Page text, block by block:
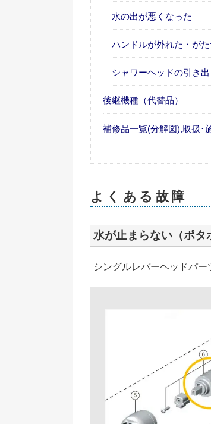
水の出が悪くなった
ハンドルが外れた・がた
シャワーヘッドの引き
後継機種（代替品）
補修品一覧(分解図),取扱･
よくある故障
水が止まらない（ポタ
シングルレバーヘッドパ